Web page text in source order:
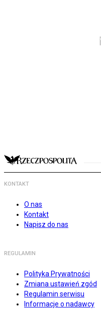
KONTAKT
O nas
Kontakt
Napisz do nas
REGULAMIN
Polityka Prywatności
Zmiana ustawień zgód
Regulamin serwisu
Informacje o nadawcy